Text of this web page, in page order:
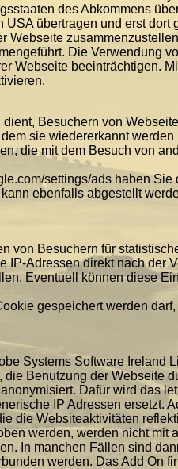
des Abkommens
übertragen und erst
Die Verwendung
Webseite beeinträchtigen.
Besuchern von
sie wiedererkannt
die mit dem Besuch von
settings/ads haben
ebenfalls abgestellt
Besuchern für
Adressen direkt nach der
Eventuell können diese
gespeichert werden
Systems Software Ireland
Benutzung der Webseite
Dafür wird das
IP Adressen ersetzt.
die Websiteaktivitäten
werden, werden nicht
In manchen Fällen sind
werden. Das Add On